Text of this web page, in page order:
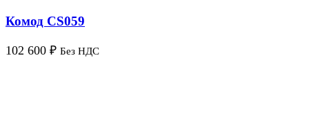
Комод CS059
102 600 ₽ Без НДС